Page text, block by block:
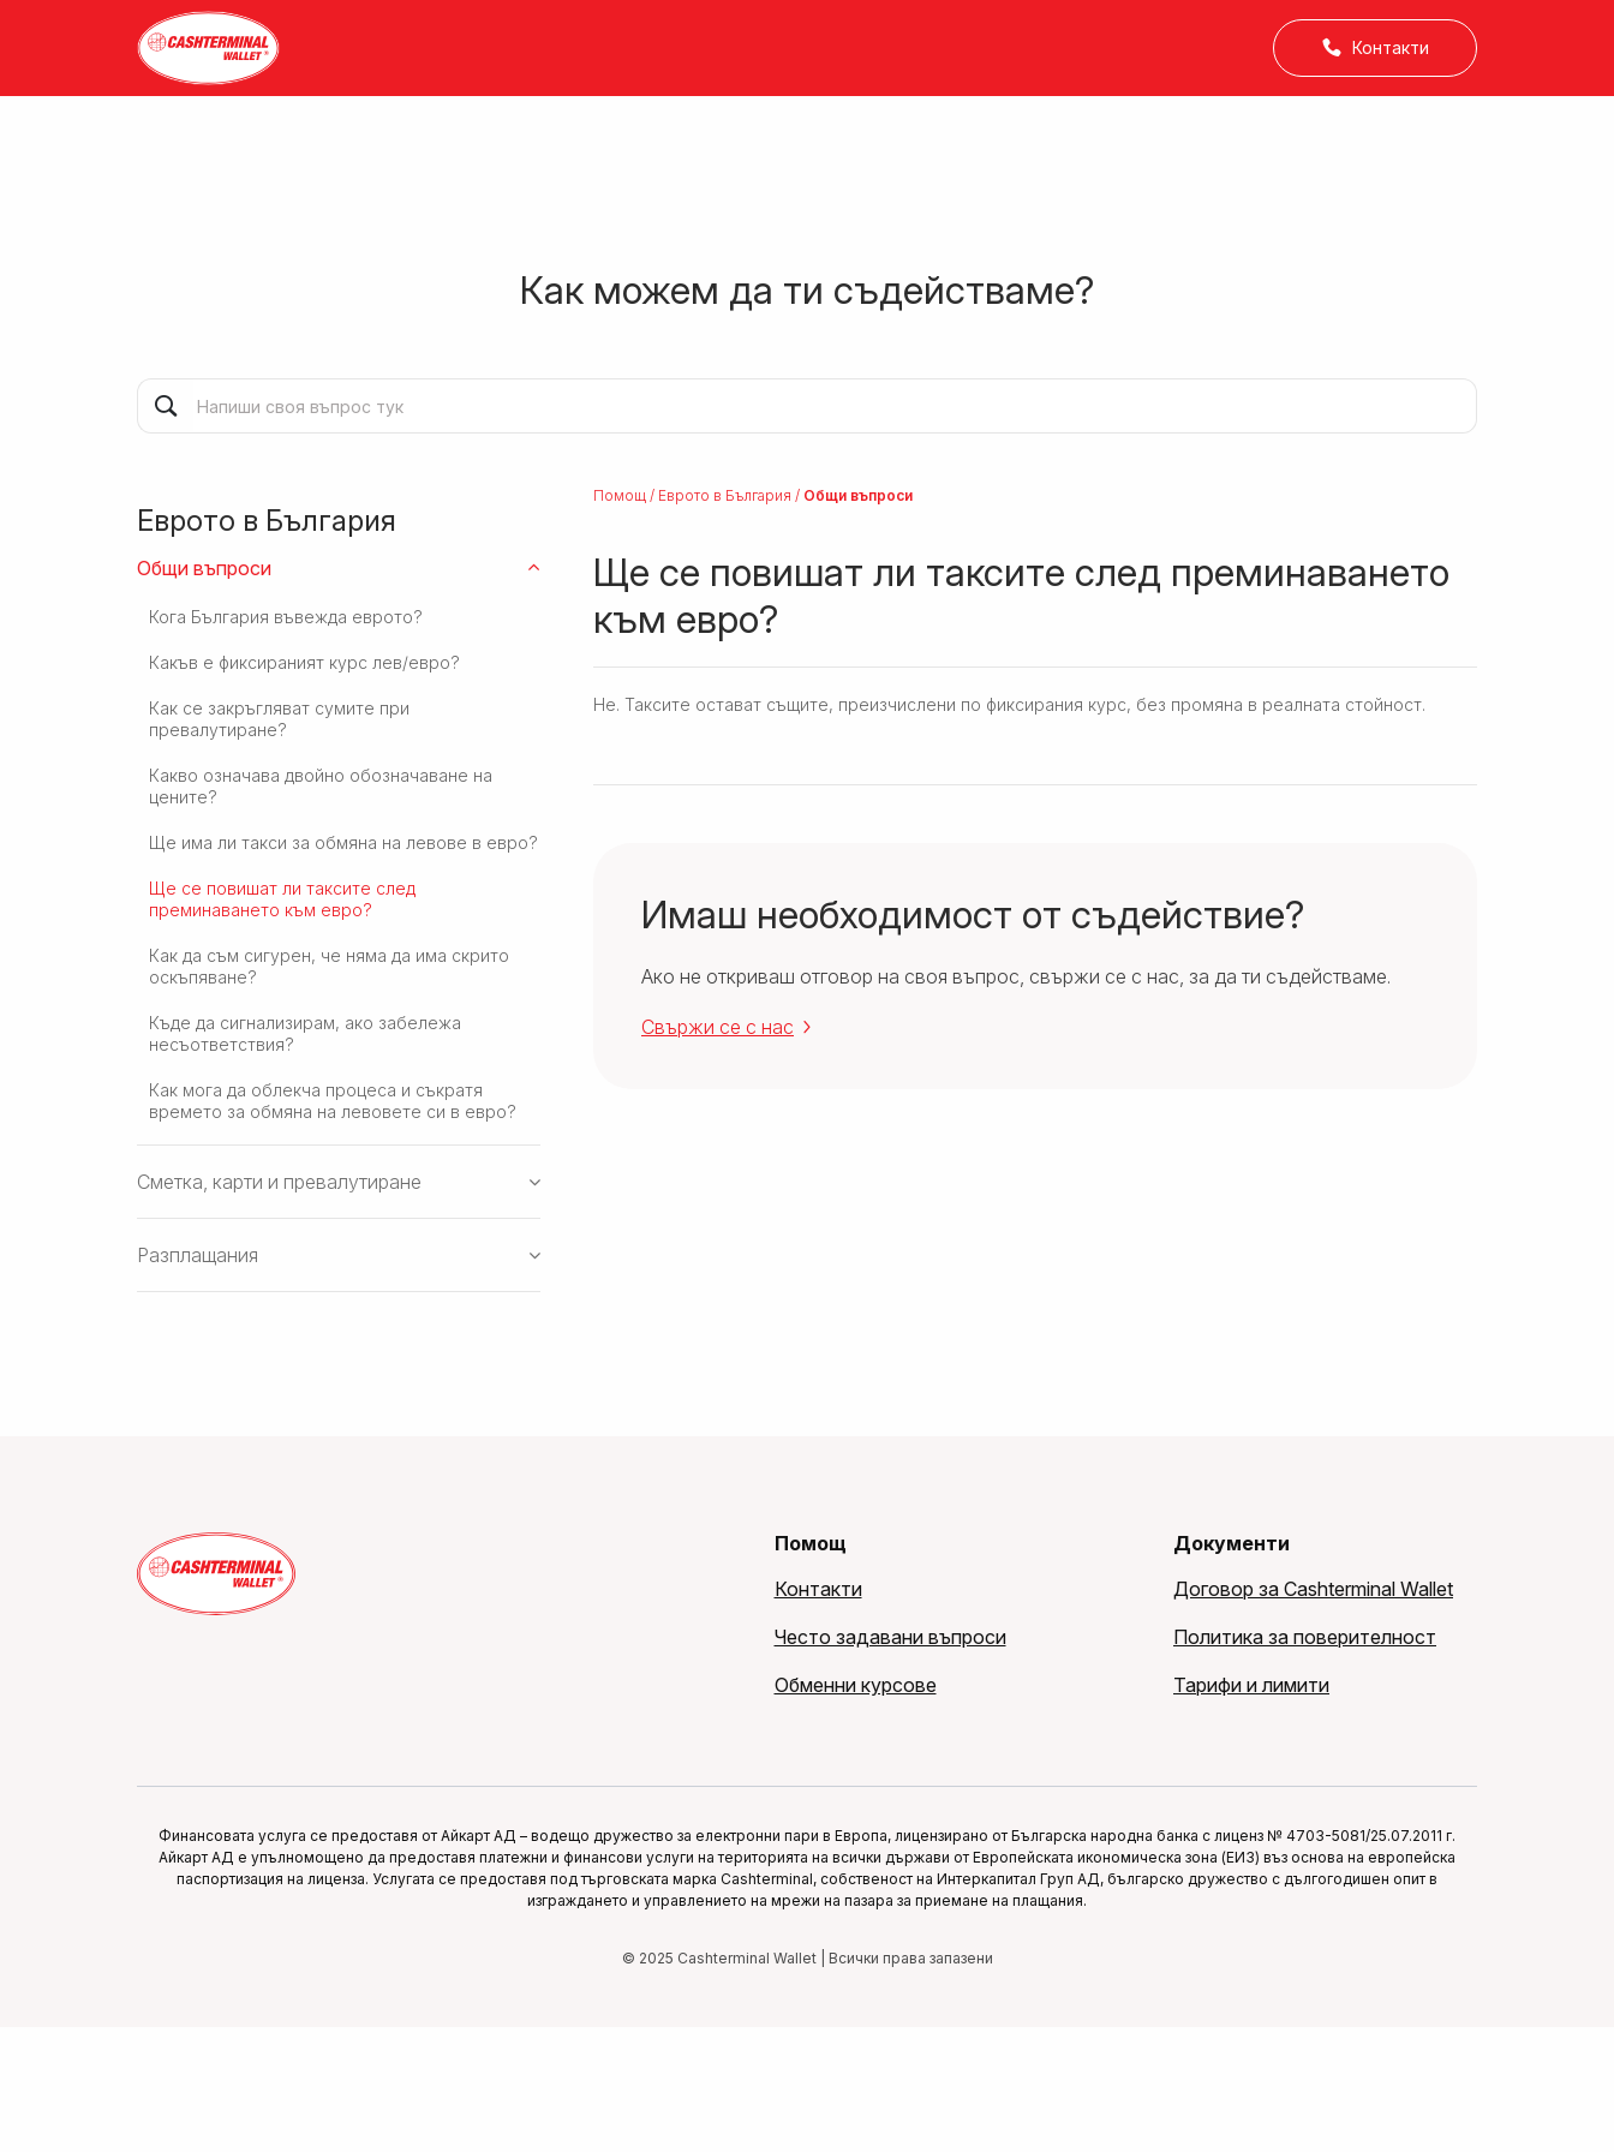
Контакти
Как можем да ти съдействаме?
Eврото в България
Общи въпроси
Кога България въвежда еврото?
Какъв е фиксираният курс лев/евро?
Как се закръгляват сумите при
превалутиране?
Какво означава двойно обозначаване на
цените?
Ще има ли такси за обмяна на левове в евро?
Ще се повишат ли таксите след
преминаването към евро?
Как да съм сигурен, че няма да има скрито
оскъпяване?
Къде да сигнализирам, ако забележа
несъответствия?
Как мога да облекча процеса и съкратя
времето за обмяна на левовете си в евро?
Сметка, карти и превалутиране
Разплащания
Помощ / Eврото в България / Общи въпроси
Ще се повишат ли таксите след преминаването
към евро?
Не. Таксите остават същите, преизчислени по фиксирания курс, без промяна в реалната стойност.
Имаш необходимост от съдействие?
Ако не откриваш отговор на своя въпрос, свържи се с нас, за да ти съдействаме.
Свържи се с нас
Помощ
Контакти
Често задавани въпроси
Обменни курсове
Документи
Договор за Cashterminal Wallet
Политика за поверителност
Тарифи и лимити
Финансовата услуга се предоставя от Айкарт АД – водещо дружество за електронни пари в Европа, лицензирано от Българска народна банка с лиценз № 4703-5081/25.07.2011 г.
Айкарт АД е упълномощено да предоставя платежни и финансови услуги на територията на всички държави от Европейската икономическа зона (ЕИЗ) въз основа на европейска
паспортизация на лиценза. Услугата се предоставя под търговската марка Cashterminal, собственост на Интеркапитал Груп АД, българско дружество с дългогодишен опит в
изграждането и управлението на мрежи на пазара за приемане на плащания.
© 2025 Cashterminal Wallet | Всички права запазени